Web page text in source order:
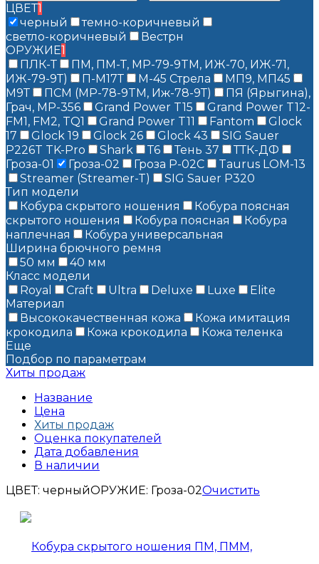
ЦВЕТ1
черный
темно-коричневый
светло-коричневый
Вестрн
ОРУЖИЕ1
ПЛК-Т
ПМ, ПМ-Т, MP-79-9TM, ИЖ-70, ИЖ-71,
ИЖ-79-9Т)
П-М17Т М-45 Стрела
МП9, МП45
М9Т
ПСМ (MP-78-9TM, Иж-78-9Т)
ПЯ (Ярыгина),
Грач, МР-356
Grand Power T15
Grand Power T12-
FM1, FM2​, TQ1
Grand Power T11 Fantom
Glock
17
Glock 19 Glock 26 Glock 43
SIG Sauer
P226T TK-Pro
Shark Т6 Тень 37
ТТК-ДФ
Гроза-01
Гроза-02 Гроза Р-02С
Taurus LOM-13
Streamer (Streamer-T)
SIG Sauer P320
Тип модели
Кобура скрытого ношения
Кобура поясная
скрытого ношения
Кобура поясная
Кобура
наплечная
Кобура универсальная
Ширина брючного ремня
50 мм
40 мм
Класс модели
Royal
Craft Ultra Deluxe Luxe
Elite
Материал
Высококачественная кожа
Кожа имитация
крокодила
Кожа крокодила
Кожа теленка
Еще
Подбор по параметрам
Хиты продаж
Название
Цена
Хиты продаж
Оценка покупателей
Дата добавления
В наличии
ЦВЕТ: черныйОРУЖИЕ: Гроза-02Очистить